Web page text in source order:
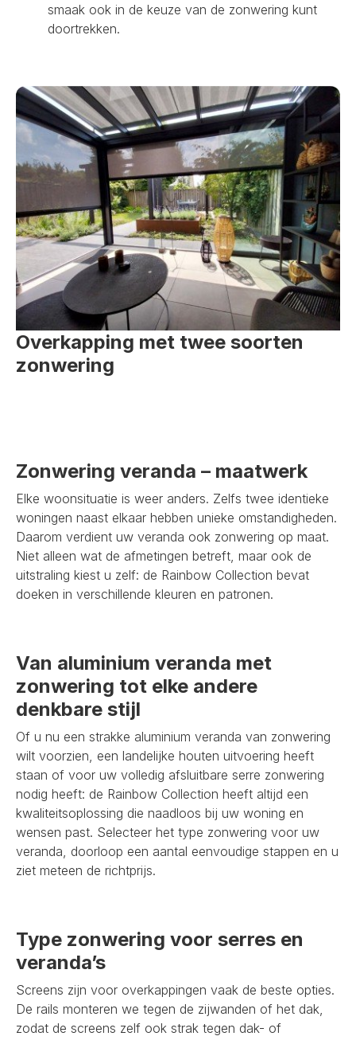
smaak ook in de keuze van de zonwering kunt
doortrekken.
Overkapping met twee soorten
zonwering
Zonwering veranda – maatwerk
Elke woonsituatie is weer anders. Zelfs twee identieke
woningen naast elkaar hebben unieke omstandigheden.
Daarom verdient uw veranda ook zonwering op maat.
Niet alleen wat de afmetingen betreft, maar ook de
uitstraling kiest u zelf: de Rainbow Collection bevat
doeken in verschillende kleuren en patronen.
Van aluminium veranda met
zonwering tot elke andere
denkbare stijl
Of u nu een strakke aluminium veranda van zonwering
wilt voorzien, een landelijke houten uitvoering heeft
staan of voor uw volledig afsluitbare serre zonwering
nodig heeft: de Rainbow Collection heeft altijd een
kwaliteitsoplossing die naadloos bij uw woning en
wensen past. Selecteer het type zonwering voor uw
veranda, doorloop een aantal eenvoudige stappen en u
ziet meteen de richtprijs.
Type zonwering voor serres en
veranda’s
Screens zijn voor overkappingen vaak de beste opties.
De rails monteren we tegen de zijwanden of het dak,
zodat de screens zelf ook strak tegen dak- of